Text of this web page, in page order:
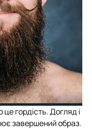
гордість. Догляд і
завершений образ.